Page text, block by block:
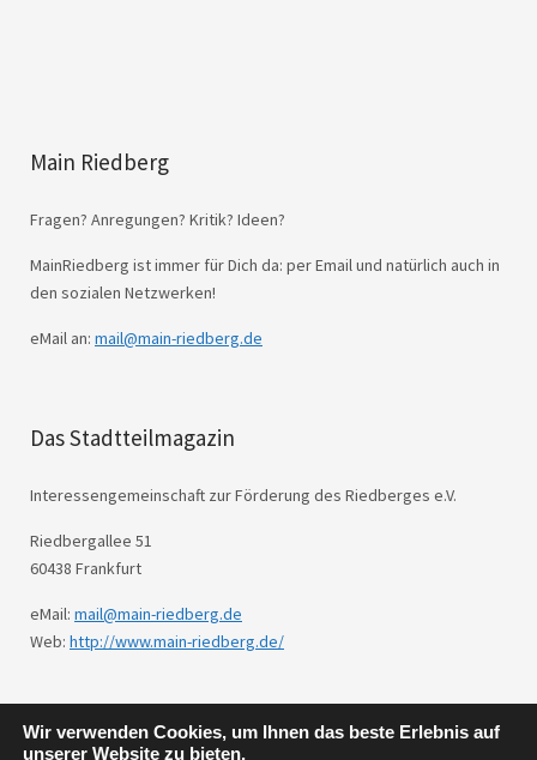
Main Riedberg
Fragen? Anregungen? Kritik? Ideen?
MainRiedberg ist immer für Dich da: per Email und natürlich auch in
den sozialen Netzwerken!
eMail an: mail@main-riedberg.de
Das Stadtteilmagazin
Interessengemeinschaft zur Förderung des Riedberges e.V.
Riedbergallee 51
60438 Frankfurt
eMail: mail@main-riedberg.de
Web: http://www.main-riedberg.de/
© 2026Main Riedberg. Powered byWordPress
Wir verwenden Cookies, um Ihnen das beste Erlebnis auf
unserer Website zu bieten.